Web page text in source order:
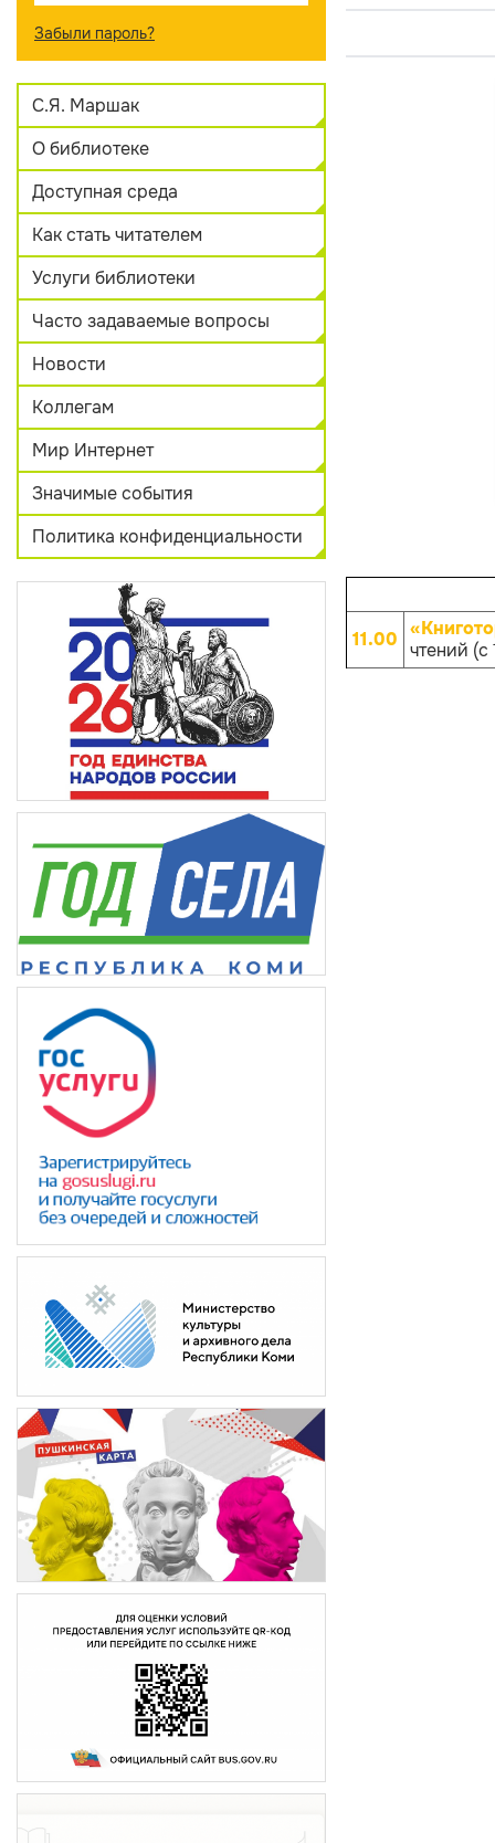
Забыли пароль?
С.Я. Маршак
О библиотеке
Доступная среда
Как стать читателем
Услуги библиотеки
Часто задаваемые вопросы
Новости
Коллегам
Мир Интернет
Значимые события
Политика конфиденциальности
11.00 чтений (с